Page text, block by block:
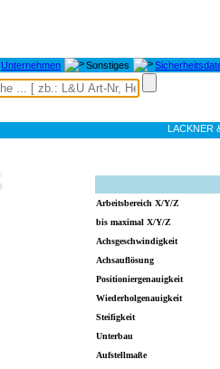
Unternehmen Sonstiges
LACKNER
Arbeitsbereich X/Y/Z
bis maximal X/Y/Z
Achsgeschwindigkeit
Achsauflösung
Positioniergenauigkeit
Wiederholgenauigkeit
Steifigkeit
Unterbau
Aufstellmaße